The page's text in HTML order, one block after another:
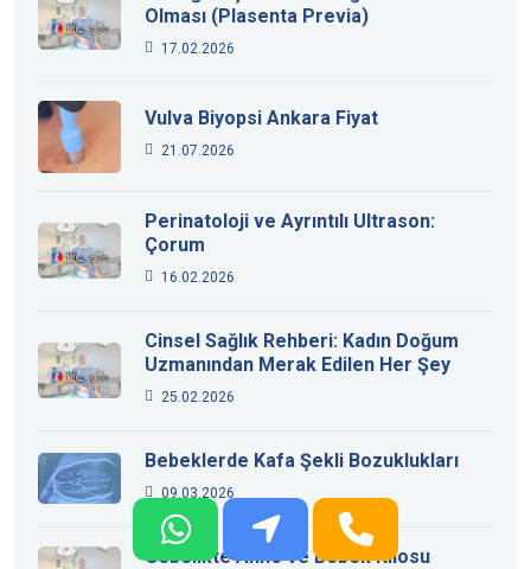
Olması (Plasenta Previa)
17.02.2026
Vulva Biyopsi Ankara Fiyat
21.07.2026
Perinatoloji ve Ayrıntılı Ultrason:
Çorum
16.02.2026
Cinsel Sağlık Rehberi: Kadın Doğum
Uzmanından Merak Edilen Her Şey
25.02.2026
Bebeklerde Kafa Şekli Bozuklukları
09.03.2026
Gebelikte Anne ve Bebek Kilosu